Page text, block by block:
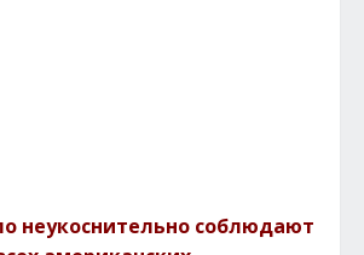
неукоснительно соблюдают